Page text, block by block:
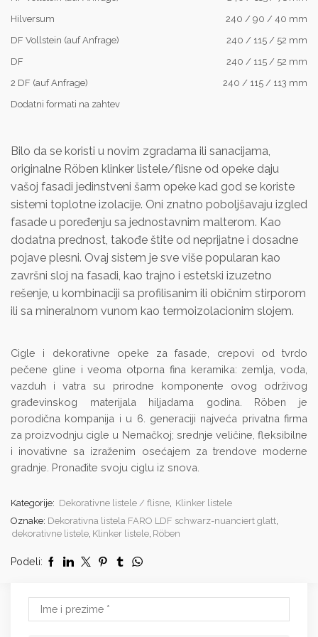
Hilversum
240 / 90 / 40 mm
DF Vollstein (auf Anfrage)
240 / 115 / 52 mm
DF
240 / 115 / 52 mm
2 DF (auf Anfrage)
240 / 115 / 113 mm
Dodatni formati na zahtev
Bilo da se koristi u novim zgradama ili sanacijama,
originalne Röben klinker listele/flisne od opeke daju
vašoj fasadi jedinstveni šarm opeke kad god se koriste
sistemi toplotne izolacije. Oni znatno poboljšavaju izgled
fasade u poređenju sa jednostavnim malterom. Kao
dodatna prednost, takođe štite od neprijatne i dosadne
pojave plesni. Ovaj sistem je sve više popularan kao
završni sloj na fasadi, kao trajno i estetski izuzetno
rešenje, u kombinaciji sa profilisanim ili običnim stirporom
ili sa mineralnom vunom kao termoizolacionim slojem.
Cigle i dekorativne opeke za fasade, crepovi od tvrdo
pečene gline i veoma otporna fina keramika: zemlja, voda,
vazduh i vatra su prirodne komponente ovog održivog
građevinskog materijala hiljadama godina. Röben je
porodična kompanija i u 6. generaciji najveća privatna firma
za proizvodnju cigle u Nemačkoj; srednje veličine, fleksibilne
i inovativne sa izraženim osećajem za trendove moderne
gradnje. Pronađite svoju ciglu iz snova.
Kategorije: Dekorativne listele / flisne Klinker listele
Oznake: Dekorativna listela FARO LDF schwarz-nuanciert glatt
dekorativne listele Klinker listele Röben
Podeli: